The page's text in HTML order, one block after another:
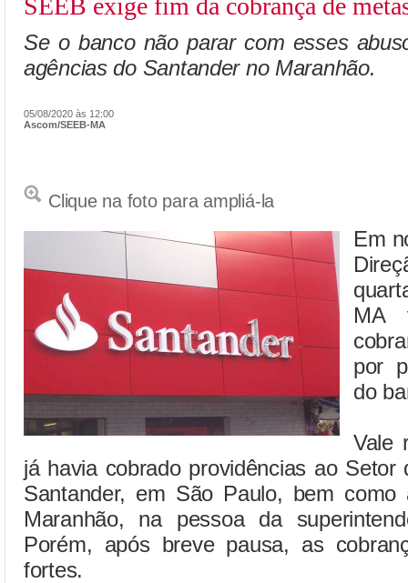
SEEB exige fim da cobrança de
Se o banco não parar com esses
agências do Santander no Maranhão.
05/08/2020 às 12:00
Ascom/SEEB-MA
Clique na foto para ampliá-la
Em
MA
por
do
Vale
já havia cobrado providências ao Setor
Santander, em São Paulo, bem como
Maranhão, na pessoa da
Porém, após breve pausa, as
fortes.